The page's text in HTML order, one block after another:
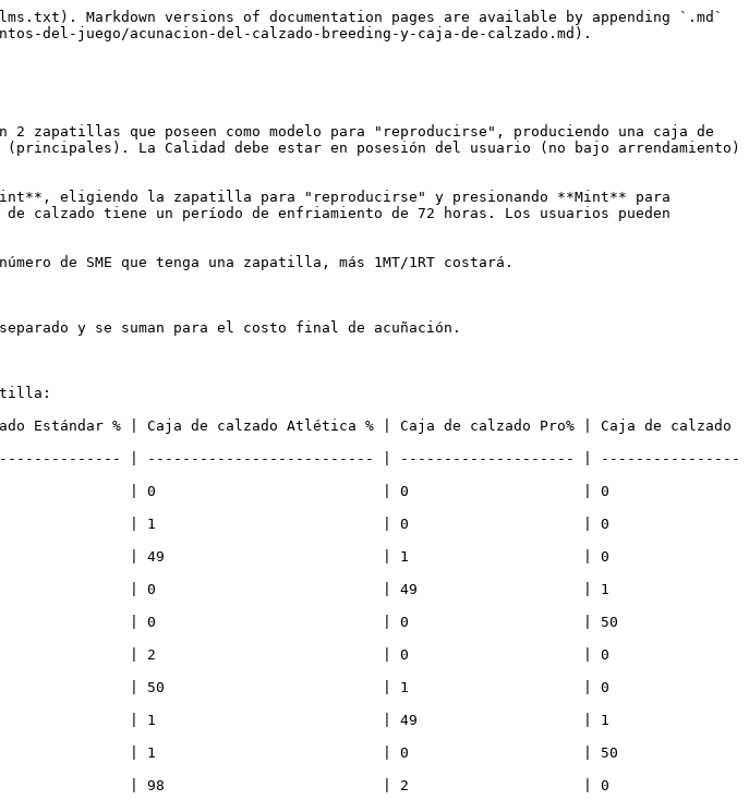
Markdown versions of documentation pages are available by appending `.md`
del-juego/acunacion-del-calzado-breeding-y-caja-de-calzado.md).
zapatillas que poseen como modelo para "reproducirse", produciendo una caja de
La Calidad debe estar en posesión del usuario (no bajo arrendamiento)
eligiendo la zapatilla para "reproducirse" y presionando **Mint** para
tiene un período de enfriamiento de 72 horas. Los usuarios pueden
de SME que tenga una zapatilla, más 1MT/1RT costará.
y se suman para el costo final de acuñación.
Estándar % | Caja de calzado Atlética % | Caja de calzado Pro% | Caja de calzado
| -------------------------- | -------------------- | ----------------
| 0                          | 0                    | 0
| 1                          | 0                    | 0
| 49                         | 1                    | 0
| 0                          | 49                   | 1
| 0                          | 0                    | 50
| 2                          | 0                    | 0
| 50                         | 1                    | 0
| 1                          | 49                   | 1
| 1                          | 0                    | 50
| 98                         | 2                    | 0